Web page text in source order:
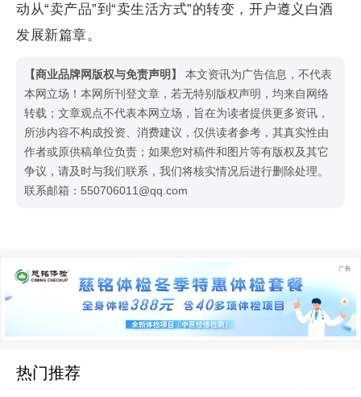
动从“卖产品”到“卖生活方式”的转变，开户遵义白酒
发展新篇章。
【商业品牌网版权与免责声明】
本文资讯为广告信息，不代表
本网立场！本网所刊登文章，若无特别版权声明，均来自网络
转载；文章观点不代表本网立场，旨在为读者提供更多资讯，
所涉内容不构成投资、消费建议，仅供读者参考，其真实性由
作者或原供稿单位负责；如果您对稿件和图片等有版权及其它
争议，请及时与我们联系，我们将核实情况后进行删除处理。
联系邮箱：550706011@qq.com
热门推荐